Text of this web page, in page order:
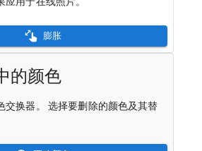
膨胀
的颜色
交换器。 选择要删除的颜色及其替